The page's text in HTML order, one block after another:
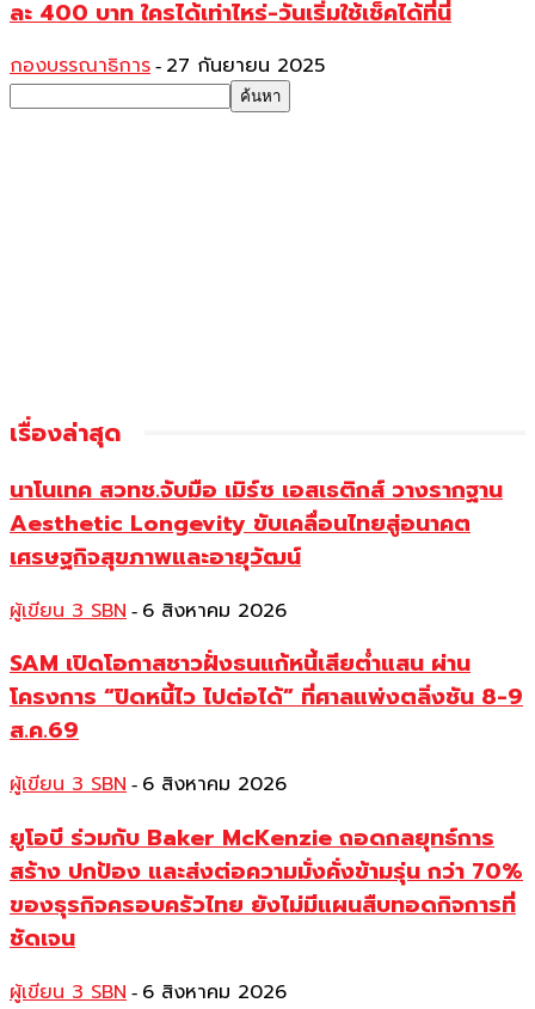
ละ 400 บาท ใครได้เท่าไหร่-วันเริ่มใช้เช็คได้ที่นี่
กองบรรณาธิการ - 27 กันยายน 2025
เรื่องล่าสุด
นาโนเทค สวทช.จับมือ เมิร์ซ เอสเธติกส์ วางรากฐาน
Aesthetic Longevity ขับเคลื่อนไทยสู่อนาคต
เศรษฐกิจสุขภาพและอายุวัฒน์
ผู้เขียน 3 SBN - 6 สิงหาคม 2026
SAM เปิดโอกาสชาวฝั่งธนแก้หนี้เสียต่ำแสน ผ่าน
โครงการ “ปิดหนี้ไว ไปต่อได้” ที่ศาลแพ่งตลิ่งชัน 8-9
ส.ค.69
ผู้เขียน 3 SBN - 6 สิงหาคม 2026
ยูโอบี ร่วมกับ Baker McKenzie ถอดกลยุทธ์การ
สร้าง ปกป้อง และส่งต่อความมั่งคั่งข้ามรุ่น กว่า 70%
ของธุรกิจครอบครัวไทย ยังไม่มีแผนสืบทอดกิจการที่
ชัดเจน
ผู้เขียน 3 SBN - 6 สิงหาคม 2026